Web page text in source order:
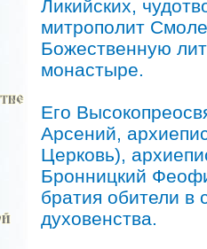
Ликийских,
митрополит
Божественную
монастыре.
Его
Арсений,
Церковь),
Бронницкий
братия обители в
духовенства.